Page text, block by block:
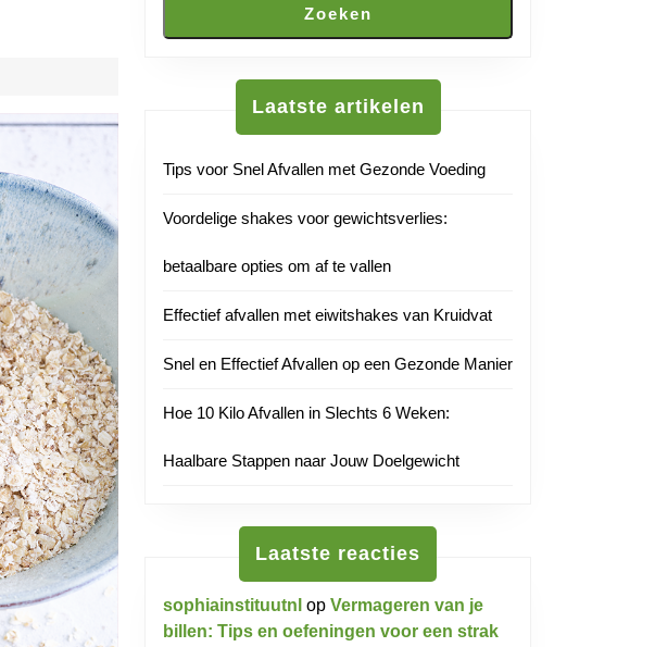
Zoeken
Laatste artikelen
Tips voor Snel Afvallen met Gezonde Voeding
Voordelige shakes voor gewichtsverlies:
betaalbare opties om af te vallen
Effectief afvallen met eiwitshakes van Kruidvat
Snel en Effectief Afvallen op een Gezonde Manier
Hoe 10 Kilo Afvallen in Slechts 6 Weken:
Haalbare Stappen naar Jouw Doelgewicht
Laatste reacties
sophiainstituutnl op Vermageren van je
billen: Tips en oefeningen voor een strak